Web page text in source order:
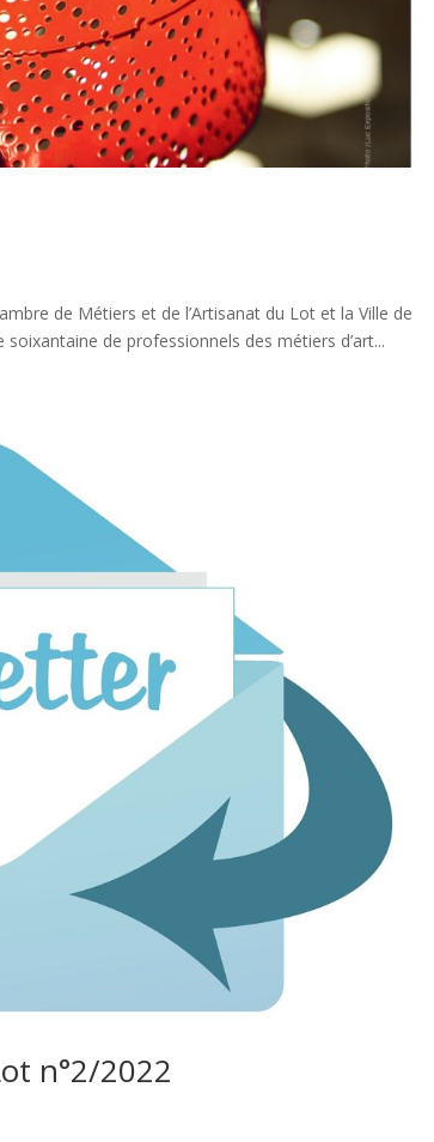
de Métiers et de l’Artisanat du Lot et la Ville de
de professionnels des métiers d’art...
n°2/2022